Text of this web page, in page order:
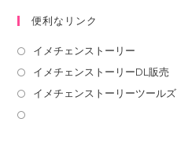
便利なリンク
イメチェンストーリー
イメチェンストーリーDL販売
イメチェンストーリーツールズ